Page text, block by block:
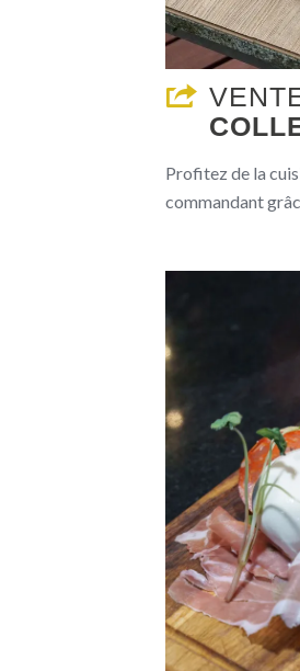
Profitez de la
commandant